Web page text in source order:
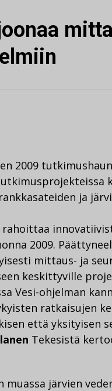
2009
ja
rahoittaa
2009.
mittaus- ja
keskittyville
Vesi-ohjelman
ratkaisujen
että yksityisen
Tekesistä
järvien